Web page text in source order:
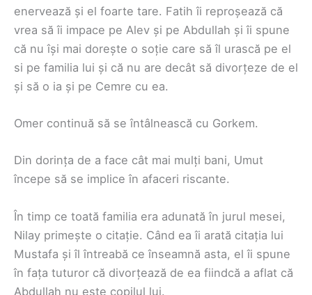
enervează și el foarte tare. Fatih îi reproșează că
vrea să îi impace pe Alev și pe Abdullah și îi spune
că nu își mai dorește o soție care să îl urască pe el
si pe familia lui și că nu are decât să divorțeze de el
și să o ia și pe Cemre cu ea.
Omer continuă să se întâlnească cu Gorkem.
Din dorința de a face cât mai mulți bani, Umut
începe să se implice în afaceri riscante.
În timp ce toată familia era adunată în jurul mesei,
Nilay primește o citație. Când ea îi arată citația lui
Mustafa și îl întreabă ce înseamnă asta, el îi spune
în fața tuturor că divorțează de ea fiindcă a aflat că
Abdullah nu este copilul lui.